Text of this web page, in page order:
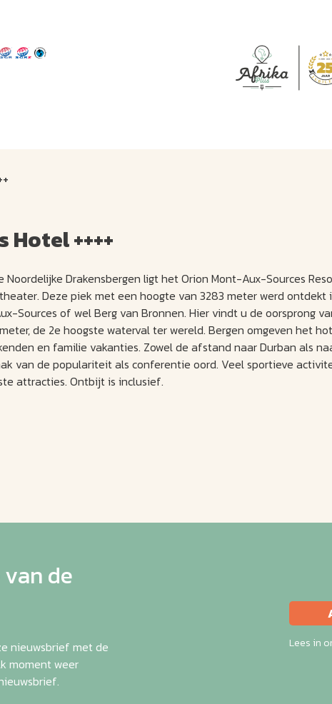
JUBIL E
++++
Noordelijke Drakensbergen ligt het Orion Mont-Aux-Sources
Deze piek met een hoogte van 3283 meter werd ontdekt
Sources of wel Berg van Bronnen. Hier vindt u de oorsprong
de 2e hoogste waterval ter wereld. Bergen omgeven het
en familie vakanties. Zowel de afstand naar Durban als
van de populariteit als conferentie oord. Veel sportieve
attracties. Ontbijt is inclusief.
de
nieuwsbrief met de
moment weer
Lees in